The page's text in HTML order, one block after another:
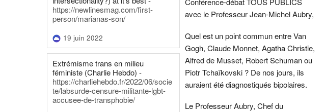
https://newlinesmag.com/first-
person/marianas-son/
19 juin 2022
Extrémisme trans en milieu
féministe (Charlie Hebdo) -
https://charliehebdo.fr/2022/06/socie
te/labsurde-censure-militante-lgbt-
accusee-de-transphobie/
avec le Professeur Jean-Michel Aubry,
Quel est un point commun entre Van
Gogh, Claude Monnet, Agatha Christie,
Alfred de Musset, Robert Schuman ou
Piotr Tchaïkovski ? De nos jours, ils
auraient été diagnostiqués bipolaires.
Le Professeur Aubry, Chef du